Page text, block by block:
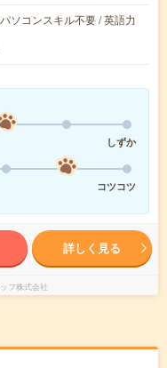
ソコンスキル不要 / 英語力
しずか
コツコツ
詳しく見る
フ株式会社